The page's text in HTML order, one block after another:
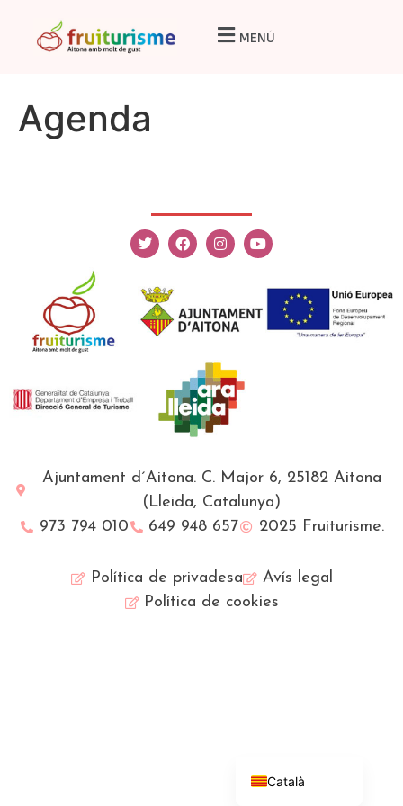
MENÚ
Agenda
Ajuntament d´Aitona. C. Major 6, 25182 Aitona
(Lleida, Catalunya)
973 794 010
649 948 657 2025 Fruiturisme.
Política de privadesa
Avís legal
Política de cookies
Català